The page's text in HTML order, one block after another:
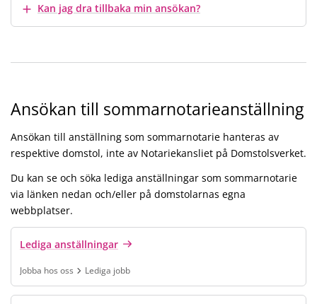
Visa merKan jag dra tillbaka min ansökan?
Ansökan till sommarnotarieanställning
Ansökan till anställning som sommarnotarie hanteras av
respektive domstol, inte av Notariekansliet på Domstolsverket.
Du kan se och söka lediga anställningar som sommarnotarie
via länken nedan och/eller på domstolarnas egna
webbplatser.
Lediga anställningar
Jobba hos oss
Lediga jobb
Finns under:Jobba hos oss, Lediga jobb.